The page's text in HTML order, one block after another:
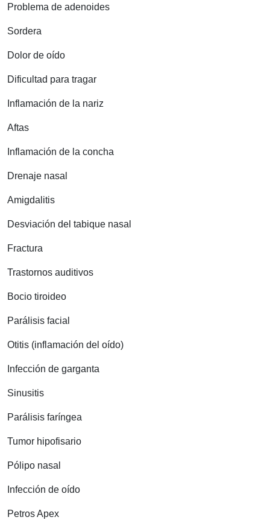
Problema de adenoides
Sordera
Dolor de oído
Dificultad para tragar
Inflamación de la nariz
Aftas
Inflamación de la concha
Drenaje nasal
Amigdalitis
Desviación del tabique nasal
Fractura
Trastornos auditivos
Bocio tiroideo
Parálisis facial
Otitis (inflamación del oído)
Infección de garganta
Sinusitis
Parálisis faríngea
Tumor hipofisario
Pólipo nasal
Infección de oído
Petros Apex